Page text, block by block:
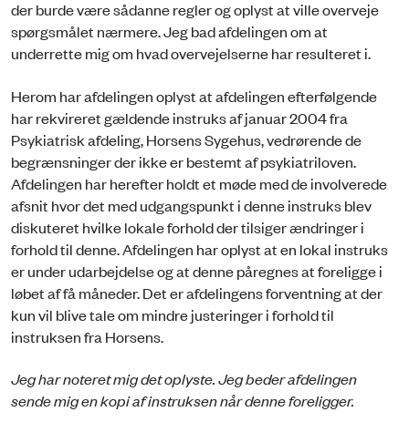
der burde være sådanne regler og oplyst at ville overveje
spørgsmålet nærmere. Jeg bad afdelingen om at
underrette mig om hvad overvejelserne har resulteret i.
Herom har afdelingen oplyst at afdelingen efterfølgende
har rekvireret gældende instruks af januar 2004 fra
Psykiatrisk afdeling, Horsens Sygehus, vedrørende de
begrænsninger der ikke er bestemt af psykiatriloven.
Afdelingen har herefter holdt et møde med de involverede
afsnit hvor det med udgangspunkt i denne instruks blev
diskuteret hvilke lokale forhold der tilsiger ændringer i
forhold til denne. Afdelingen har oplyst at en lokal instruks
er under udarbejdelse og at denne påregnes at foreligge i
løbet af få måneder. Det er afdelingens forventning at der
kun vil blive tale om mindre justeringer i forhold til
instruksen fra Horsens.
Jeg har noteret mig det oplyste. Jeg beder afdelingen
sende mig en kopi af instruksen når denne foreligger.